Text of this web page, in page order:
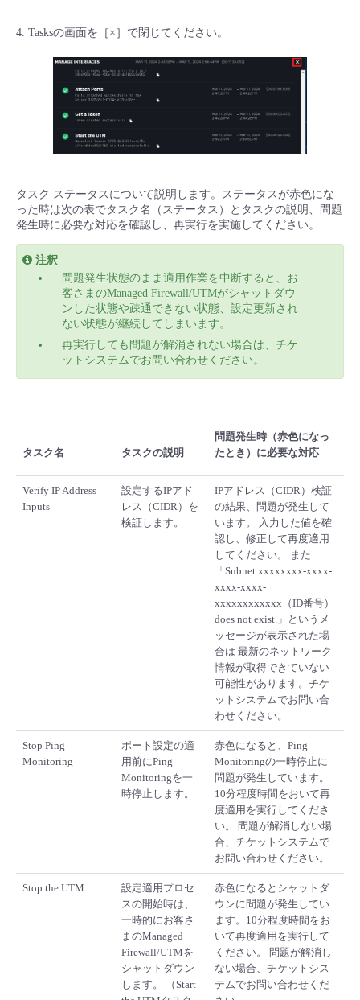
4. Tasksの画面を［×］で閉じてください。
タスク ステータスについて説明します。ステータスが赤色にな
った時は次の表でタスク名（ステータス）とタスクの説明、問題
発生時に必要な対応を確認し、再実行を実施してください。
注釈
問題発生状態のまま適用作業を中断すると、お
客さまのManaged Firewall/UTMがシャットダウ
ンした状態や疎通できない状態、設定更新され
ない状態が継続してしまいます。
再実行しても問題が解消されない場合は、チケ
ットシステムでお問い合わせください。
タスク名 タスクの説明
問題発生時（赤色になっ
たとき）に必要な対応
Verify IP Address
Inputs
設定するIPアド
レス（CIDR）を
検証します。
IPアドレス（CIDR）検証
の結果、問題が発生して
います。 入力した値を確
認し、修正して再度適用
してください。 また
「Subnet xxxxxxxx-xxxx-
xxxx-xxxx-
xxxxxxxxxxxx（ID番号）
does not exist.」というメ
ッセージが表示された場
合は 最新のネットワーク
情報が取得できていない
可能性があります。チケ
ットシステムでお問い合
わせください。
Stop Ping
Monitoring
ポート設定の適
用前にPing
Monitoringを一
時停止します。
赤色になると、Ping
Monitoringの一時停止に
問題が発生しています。
10分程度時間をおいて再
度適用を実行してくださ
い。 問題が解消しない場
合、チケットシステムで
お問い合わせください。
Stop the UTM
設定適用プロセ
スの開始時は、
一時的にお客さ
まのManaged
Firewall/UTMを
シャットダウン
します。 （Start
赤色になるとシャットダ
ウンに問題が発生してい
ます。10分程度時間をお
いて再度適用を実行して
ください。 問題が解消し
ない場合、チケットシス
テムでお問い合わせくだ